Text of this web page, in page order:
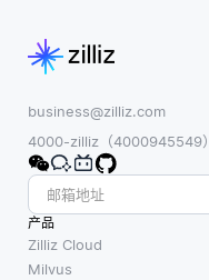
business@zilliz.com
4000-zilliz（4000945549）
产品
Zilliz Cloud
Milvus